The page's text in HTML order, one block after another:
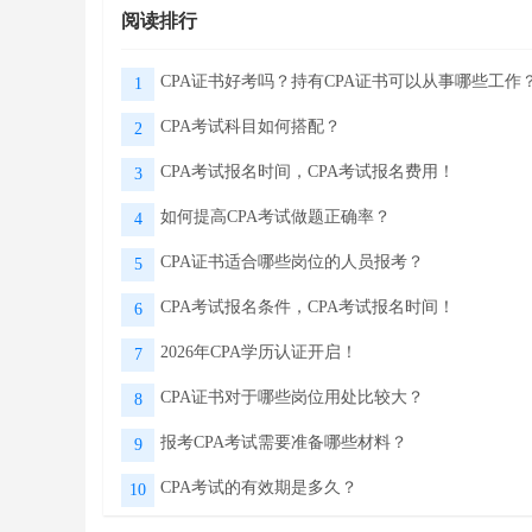
阅读排行
1 CPA证书好考吗？持有CPA证书可以从事哪些工作
2 CPA考试科目如何搭配？
3 CPA考试报名时间，CPA考试报名费用！
4 如何提高CPA考试做题正确率？
5 CPA证书适合哪些岗位的人员报考？
6 CPA考试报名条件，CPA考试报名时间！
7 2026年CPA学历认证开启！
8 CPA证书对于哪些岗位用处比较大？
9 报考CPA考试需要准备哪些材料？
10 CPA考试的有效期是多久？